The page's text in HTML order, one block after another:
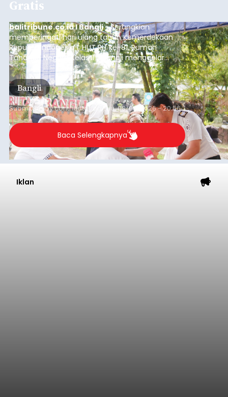
Gratis
balitribune.co.id I Bangli -Serangkian
memperingati hari ulang tahun Kemerdekaan
Republik Indonesia ( HUT RI) ke-81, Rumah
Tahanan Negara Kelas II B Bangli menggelar
kegiatan pemeriksaan kesehatan gratis, Rabu
(6/8/2026).
Bangli
Submitted bycontributor Thu, 08/06/2026 - 20:56
Baca Selengkapnya
Iklan